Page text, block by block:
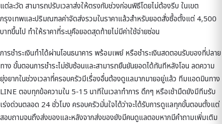
แต่ละวัด สามารถปรับเวลาส่งให้ตรงกับช่วงก่อนพิธีโดยไม่ต้องรีบ ในเขต
กรุงเทพและปริมณฑลค่าจัดส่งรวมในราคาแล้วสำหรับยอดสั่งซื้อตั้งแต่ 4,500
บาทขึ้นไป ทำให้ราคาที่ระบุคือยอดสุดท้ายไม่มีค่าใช้จ่ายซ่อน
การชำระเงินทำได้ผ่านโอนธนาคาร พร้อมเพย์ หรือชำระเงินสดตอนรับของที่ปลาย
ทาง ขั้นตอนการชำระไม่ซับซ้อนและสามารถยืนยันยอดได้ทันทีหลังโอน ลดความ
ยุ่งยากในช่วงเวลาที่ครอบครัวมีเรื่องอื่นต้องดูแลมากมายอยู่แล้ว ทีมแอดมินทาง
LINE ตอบทุกข้อความใน 5-15 นาทีในเวลาทำการ ดึกๆ หรือเช้ามืดยังมีทีมรับ
เร่งด่วนตลอด 24 ชั่วโมง ครอบครัวมั่นใจได้ว่าจะได้รับการดูแลทุกขั้นตอนตั้งแต่
สอบถามจนถึงส่งของและหลังจากส่งของยังมีคนดูแลตอบหากมีคำถามเพิ่มเติม